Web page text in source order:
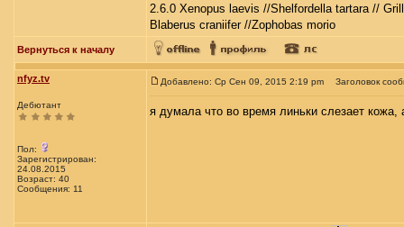
2.6.0 Xenopus laevis //Shelfordella tartara //
Blaberus craniifer //Zophobas morio
Вернуться к началу
nfyz.tv
Дебютант
Пол:
Зарегистрирован:
24.08.2015
Возраст: 40
Сообщения: 11
Добавлено: Ср Сен 09, 2015 2:19 pm Заголовок
я думала что во время линьки слезает кожа,